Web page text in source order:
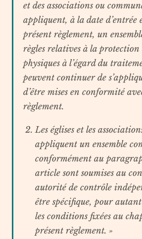
et des associations ou
appliquent, à la date d’entrée
présent règlement, un
règles relatives à la protection
physiques à l’égard du
peuvent continuer de
d’être mises en conformité
règlement.
Les églises et les
appliquent un ensemble
conformément au
article sont soumises au
autorité de contrôle
être spécifique, pour autant
les conditions fixées au
présent règlement. »